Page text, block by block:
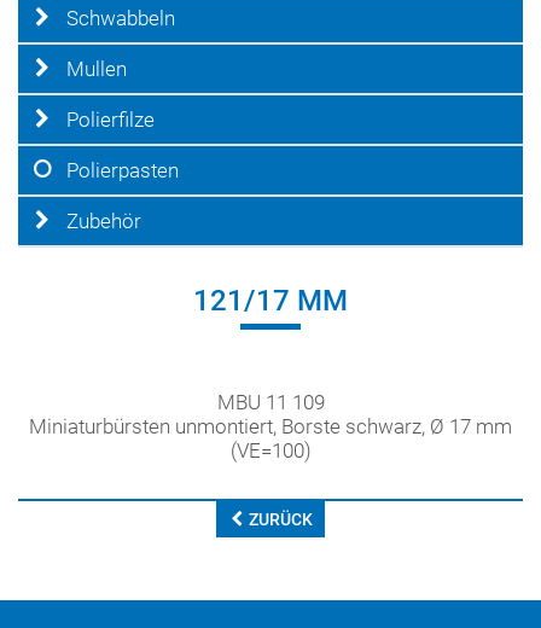
Schwabbeln
Mullen
Polierfilze
Polierpasten
Zubehör
121/17 MM
MBU 11 109
Miniaturbürsten unmontiert, Borste schwarz, Ø 17 mm
(VE=100)
ZURÜCK